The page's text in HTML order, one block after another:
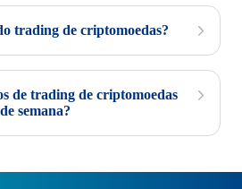
trading de criptomoedas?
de trading de criptomoedas
semana?